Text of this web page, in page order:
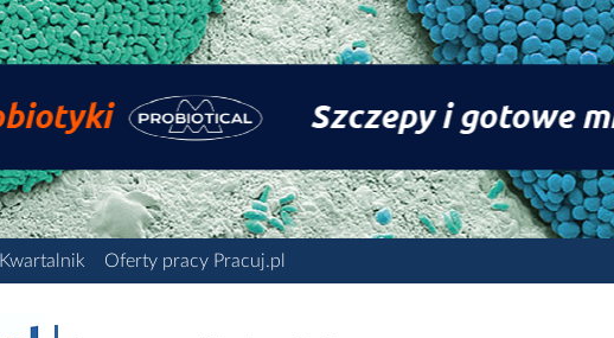
Kwartalnik Oferty pracy Pracuj.pl